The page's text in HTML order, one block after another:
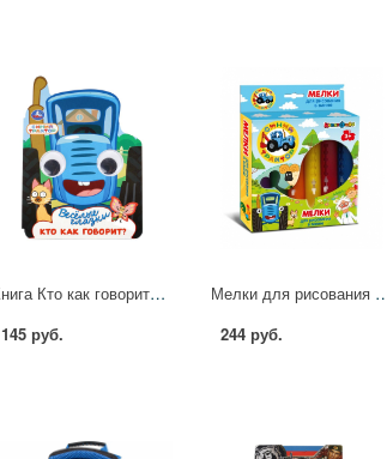
Книга Кто как говорит? Синий Трактор. Весёлые глазки, 8 стр. УМка 978-5-506-11163-4
145 руб.
Мелки для рисования в ванной 6 цветов
244 руб.